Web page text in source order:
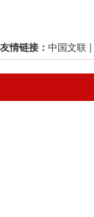
友情链接： 中国文联 |